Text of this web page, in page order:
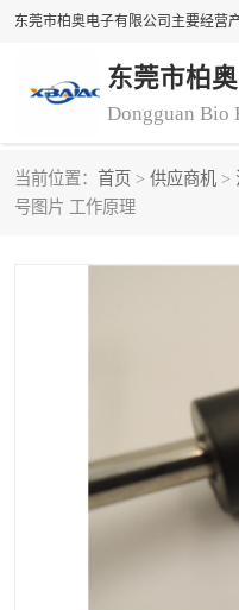
东莞市柏
Dongguan Bio
当前位置： 首页 > 供应商机 >
号图片 工作原理
浮球液位开关
机械式油表